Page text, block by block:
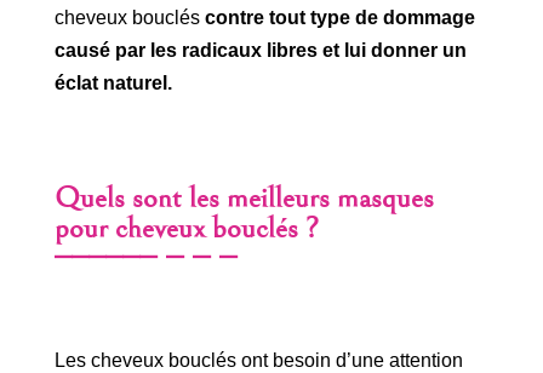
cheveux bouclés contre tout type de dommage
causé par les radicaux libres et lui donner un
éclat naturel.
Quels sont les meilleurs masques
pour cheveux bouclés ?
Les cheveux bouclés ont besoin d’une attention